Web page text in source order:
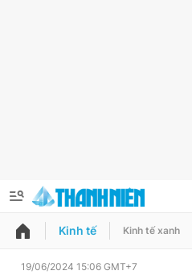
QUẢNG CÁO
Kinh tế Kinh tế xanh
19/06/2024 15:06 GMT+7